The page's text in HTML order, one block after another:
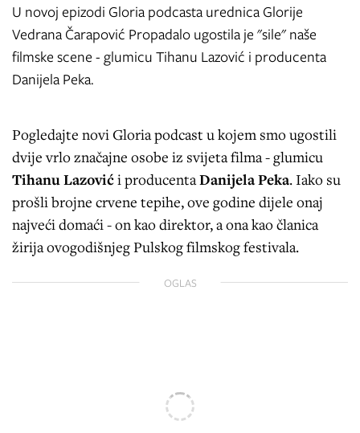
U novoj epizodi Gloria podcasta urednica Glorije
Vedrana Čarapović Propadalo ugostila je "sile" naše
filmske scene - glumicu Tihanu Lazović i producenta
Danijela Peka.
Pogledajte novi Gloria podcast u kojem smo ugostili
dvije vrlo značajne osobe iz svijeta filma - glumicu
Tihanu Lazovići producentaDanijela Peka. Iako su
prošli brojne crvene tepihe, ove godine dijele onaj
najveći domaći - on kao direktor, a ona kao članica
žirija ovogodišnjeg Pulskog filmskog festivala.
OGLAS